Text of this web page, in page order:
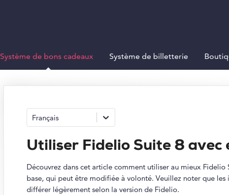
Système de bons cadeaux Système de billetterie
Français
Utiliser Fidelio Suite 8 avec
Découvrez dans cet article comment utiliser au mieux
base, qui peut être modifiée à volonté. Veuillez noter que
différer légèrement selon la version de Fidelio.